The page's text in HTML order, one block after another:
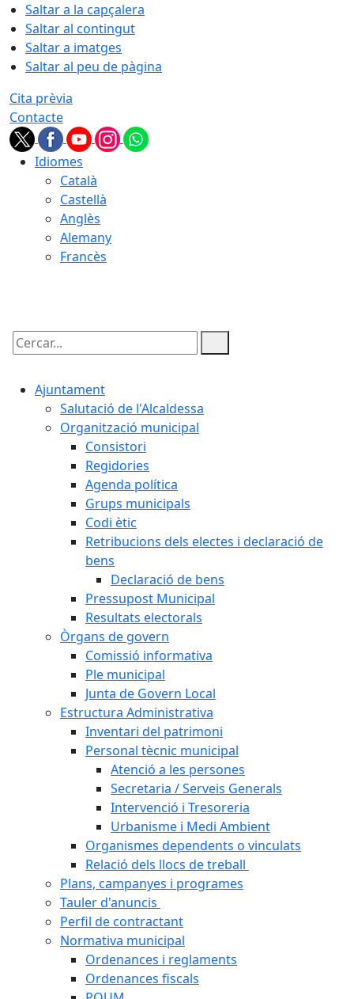
Saltar a la capçalera
Saltar al contingut
Saltar a imatges
Saltar al peu de pàgina
Cita prèvia
Contacte
Idiomes
Català
Castellà
Anglès
Alemany
Francès
Cercar:
Ajuntament
Salutació de l'Alcaldessa
Organització municipal
Consistori
Regidories
Agenda política
Grups municipals
Codi ètic
Retribucions dels electes i declaració de
bens
Declaració de bens
Pressupost Municipal
Resultats electorals
Òrgans de govern
Comissió informativa
Ple municipal
Junta de Govern Local
Estructura Administrativa
Inventari del patrimoni
Personal tècnic municipal
Atenció a les persones
Secretaria / Serveis Generals
Intervenció i Tresoreria
Urbanisme i Medi Ambient
Organismes dependents o vinculats
Relació dels llocs de treball
Plans, campanyes i programes
Tauler d'anuncis
Perfil de contractant
Normativa municipal
Ordenances i reglaments
Ordenances fiscals